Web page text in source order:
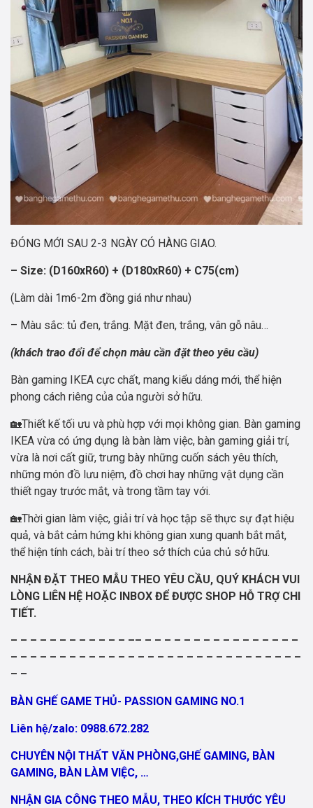
ĐÓNG MỚI SAU 2-3 NGÀY CÓ HÀNG GIAO.
– Size: (D160xR60) + (D180xR60) + C75(cm)
(Làm dài 1m6-2m đồng giá như nhau)
– Màu sắc: tủ đen, trắng. Mặt đen, trắng, vân gỗ nâu…
(khách trao đổi để chọn màu cần đặt theo yêu cầu)
Bàn gaming IKEA cực chất, mang kiểu dáng mới, thể hiện
phong cách riêng của của người sở hữu.
🏡Thiết kế tối ưu và phù hợp với mọi không gian. Bàn gaming
IKEA vừa có ứng dụng là bàn làm việc, bàn gaming giải trí,
vừa là nơi cất giữ, trưng bày những cuốn sách yêu thích,
những món đồ lưu niệm, đồ chơi hay những vật dụng cần
thiết ngay trước mắt, và trong tầm tay với.
🏡Thời gian làm việc, giải trí và học tập sẽ thực sự đạt hiệu
quả, và bắt cảm hứng khi không gian xung quanh bắt mắt,
thể hiện tính cách, bài trí theo sở thích của chủ sở hữu.
NHẬN ĐẶT THEO MẪU THEO YÊU CẦU, QUÝ KHÁCH VUI
LÒNG LIÊN HỆ HOẶC INBOX ĐỂ ĐƯỢC SHOP HỖ TRỢ CHI
TIẾT.
– – – – – – – – – – – – –– – – – – – – – – – – – – – – – –
– – – – – – – – – – – – – – – – – – – – – – – – – – – – – –
– –
BÀN GHẾ GAME THỦ- PASSION GAMING NO.1
Liên hệ/zalo: 0988.672.282
CHUYÊN NỘI THẤT VĂN PHÒNG,GHẾ GAMING, BÀN
GAMING, BÀN LÀM VIỆC, …
NHẬN GIA CÔNG THEO MẪU, THEO KÍCH THƯỚC YÊU